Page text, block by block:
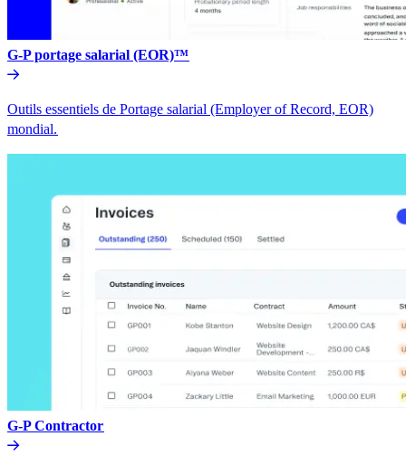
G-P portage salarial (EOR)™​​
Outils essentiels de Portage salarial (Employer of Record, EOR)
mondial.​​
G-P Contractor​​